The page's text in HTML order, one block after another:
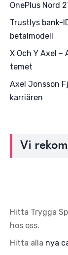
OnePlus Nord
Trustlys bank-
betalmodell
X Och Y Axel –
temet
Axel Jonsson
karriären
Vi
Hitta Trygga
hos oss.
Hitta alla nya